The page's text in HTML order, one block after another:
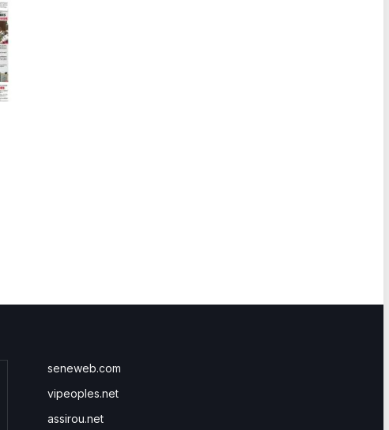
seneweb.com
vipeoples.net
assirou.net